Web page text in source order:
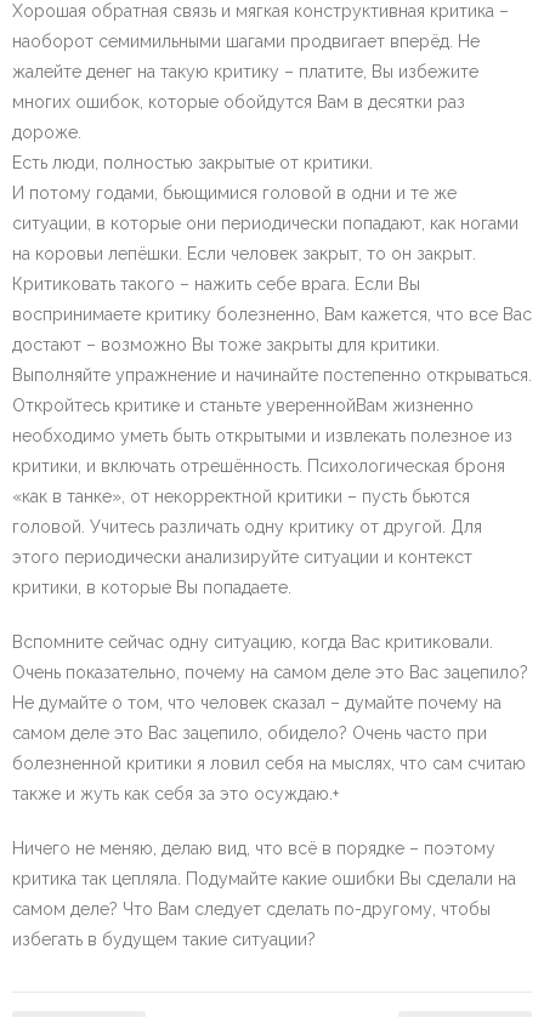
Хорошая обратная связь и мягкая конструктивная критика –
наоборот семимильными шагами продвигает вперёд. Не
жалейте денег на такую критику – платите, Вы избежите
многих ошибок, которые обойдутся Вам в десятки раз
дороже.
Есть люди, полностью закрытые от критики.
И потому годами, бьющимися головой в одни и те же
ситуации, в которые они периодически попадают, как ногами
на коровьи лепёшки. Если человек закрыт, то он закрыт.
Критиковать такого – нажить себе врага. Если Вы
воспринимаете критику болезненно, Вам кажется, что все Вас
достают – возможно Вы тоже закрыты для критики.
Выполняйте упражнение и начинайте постепенно открываться.
Откройтесь критике и станьте увереннойВам жизненно
необходимо уметь быть открытыми и извлекать полезное из
критики, и включать отрешённость. Психологическая броня
«как в танке», от некорректной критики – пусть бьются
головой. Учитесь различать одну критику от другой. Для
этого периодически анализируйте ситуации и контекст
критики, в которые Вы попадаете.
Вспомните сейчас одну ситуацию, когда Вас критиковали.
Очень показательно, почему на самом деле это Вас зацепило?
Не думайте о том, что человек сказал – думайте почему на
самом деле это Вас зацепило, обидело? Очень часто при
болезненной критики я ловил себя на мыслях, что сам считаю
также и жуть как себя за это осуждаю.+
Ничего не меняю, делаю вид, что всё в порядке – поэтому
критика так цепляла. Подумайте какие ошибки Вы сделали на
самом деле? Что Вам следует сделать по-другому, чтобы
избегать в будущем такие ситуации?